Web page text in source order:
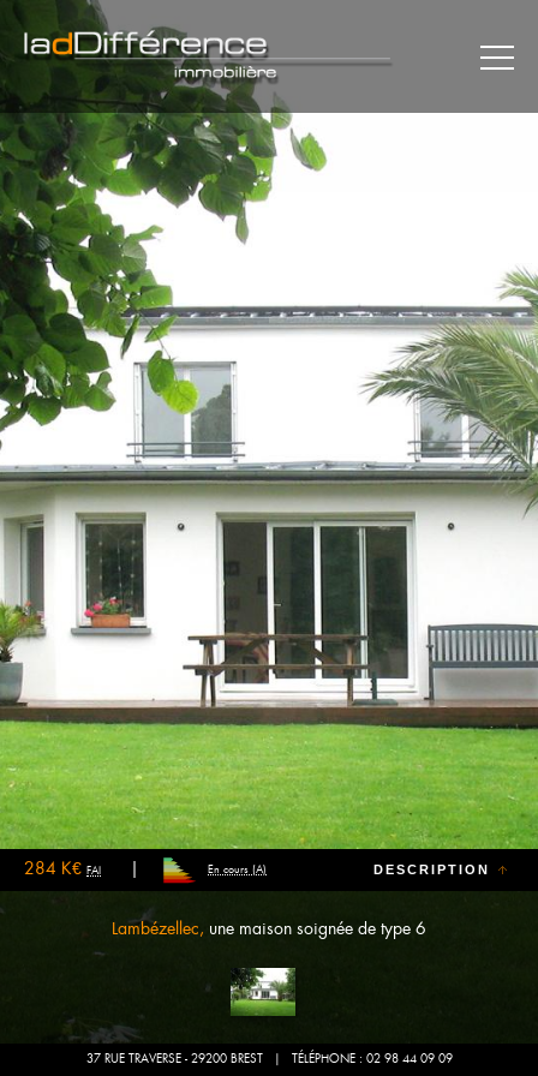
Bientôt sur vos écrans
284 K€ FAI En cours (A) DESCRIPTION
Lambézellec, une maison soignée de type 6
37 RUE TRAVERSE - 29200 BREST| TÉLÉPHONE : 02 98 44 09 09
×
L'AGENCE
MAISONS
REJOINDRE LE CERCLE
CONTACT MENTIONS LÉGALES COMMUNICATION